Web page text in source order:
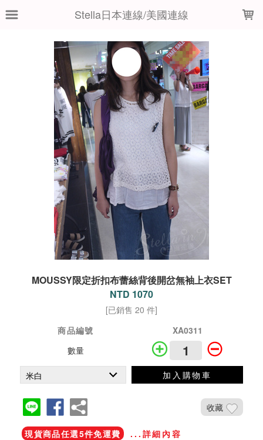
Stella日本連線/美國連線
MOUSSY限定折扣布蕾絲背後開岔無袖上衣SET
NTD 1070
[已銷售 20 件]
商品編號
XA0311
數量
加入購物車
收藏
現貨商品任選5件免運費 ...詳細內容